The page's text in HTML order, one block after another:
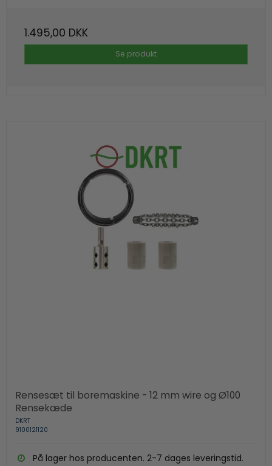
1.495,00 DKK
Se produkt
Rensesæt til boremaskine - 12 mm wire og Ø100
Rensekæde
DKRT
9100121120
På lager hos producenten. 2-7 dages leveringstid.